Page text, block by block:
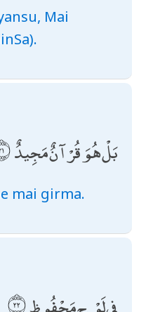
Mai
بَلْ هُوَ قُرْآنٌ مَجِيدٌ
mai girma.